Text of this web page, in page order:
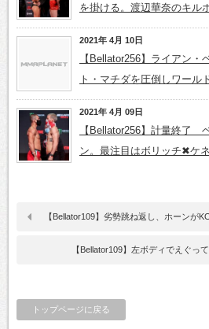
を掛ける。渡辺華奈のキル
2021年 4月 10日
【Bellator256】ライアン
ト・マチダを圧倒しワール
2021年 4月 09日
【Bellator256】計量終了
ン。最注目はボリッチ✖ケ
【Bellator109】劣勢跳ね返し、ホーンが
【Bellator109】左ボディでえぐっ
トップページに戻る